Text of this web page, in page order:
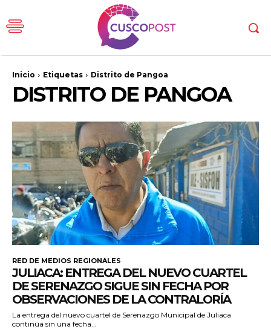
Inicio Etiquetas Distrito de Pangoa
DISTRITO DE PANGOA
RED DE MEDIOS REGIONALES
JULIACA: ENTREGA DEL NUEVO CUARTEL
DE SERENAZGO SIGUE SIN FECHA POR
OBSERVACIONES DE LA CONTRALORÍA
La entrega del nuevo cuartel de Serenazgo Municipal de Juliaca
continúa sin una fecha...